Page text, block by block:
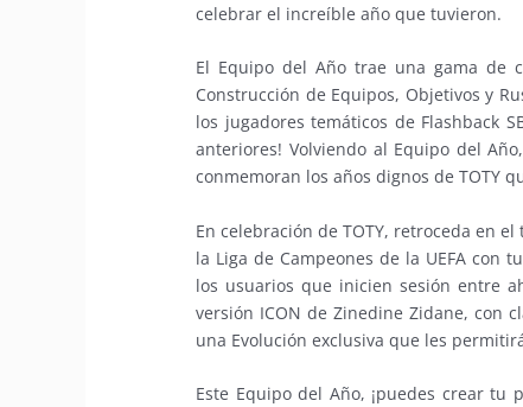
celebrar el increíble año que tuvieron.
El Equipo del Año trae una gama de
Construcción de Equipos, Objetivos y
los jugadores temáticos de Flashback
anteriores! Volviendo al Equipo del
conmemoran los años dignos de TOTY
En celebración de TOTY, retroceda en
la Liga de Campeones de la UEFA con
los usuarios que inicien sesión entre
versión ICON de Zinedine Zidane, con
una Evolución exclusiva que les
Este Equipo del Año, ¡puedes crear tu